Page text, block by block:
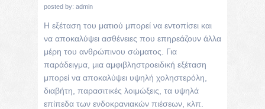
posted by: admin
Η εξέταση του ματιού μπορεί να εντοπίσει και
να αποκαλύψει ασθένειες που επηρεάζουν άλλα
μέρη του ανθρώπινου σώματος. Για
παράδειγμα, μια αμφιβληστροειδική εξέταση
μπορεί να αποκαλύψει υψηλή χοληστερόλη,
διαβήτη, παρασιτικές λοιμώξεις, τα υψηλά
επίπεδα των ενδοκρανιακών πιέσεων, κλπ.